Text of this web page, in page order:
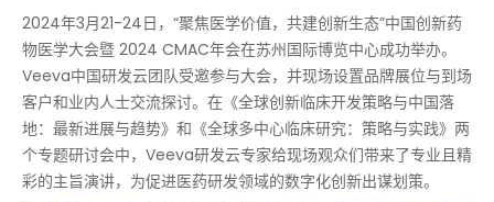
2024年3月21-24日，“聚焦医学价值，共建创新生态”中国创新药
物医学大会暨 2024 CMAC年会在苏州国际博览中心成功举办。
Veeva中国研发云团队受邀参与大会，并现场设置品牌展位与到场
客户和业内人士交流探讨。在《全球创新临床开发策略与中国落
地：最新进展与趋势》和《全球多中心临床研究：策略与实践》两
个专题研讨会中，Veeva研发云专家给现场观众们带来了专业且精
彩的主旨演讲，为促进医药研发领域的数字化创新出谋划策。